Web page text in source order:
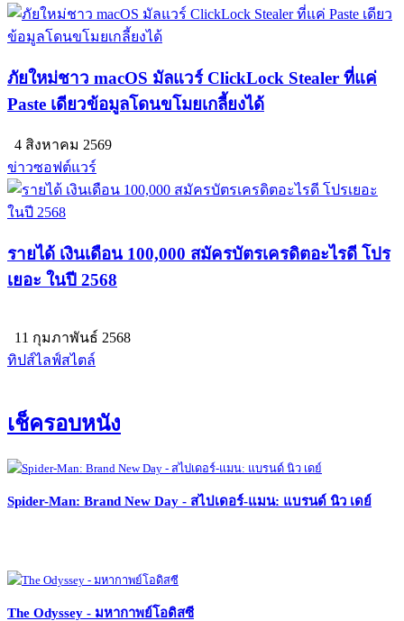
ภัยใหม่ชาว macOS มัลแวร์ ClickLock Stealer ที่แค่
Paste เดียวข้อมูลโดนขโมยเกลี้ยงได้
4 สิงหาคม 2569
ข่าวซอฟต์แวร์
รายได้ เงินเดือน 100,000 สมัครบัตรเครดิตอะไรดี โปร
เยอะ ในปี 2568
11 กุมภาพันธ์ 2568
ทิปส์ไลฟ์สไตล์
เช็ครอบหนัง
Spider-Man: Brand New Day - สไปเดอร์-แมน: แบรนด์ นิว เดย์
The Odyssey - มหากาพย์โอดิสซี